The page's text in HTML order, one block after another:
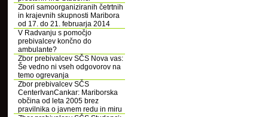
Zbori samoorganiziranih četrtnih
in krajevnih skupnosti Maribora
od 17. do 21. februarja 2014
V Radvanju s pomočjo
prebivalcev končno do
ambulante?
Zbor prebivalcev SČS Nova vas:
Še vedno ni vseh odgovorov na
temo ogrevanja
Zbor prebivalcev SČS
CenterIvanCankar: Mariborska
občina od leta 2005 brez
pravilnika o javnem redu in miru